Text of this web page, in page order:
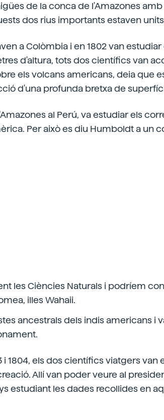
de la conca de l'Amazones
dos rius importants estaven
a Colòmbia i en 1802 van
d'altura, tots dos científics van
els volcans americans, deia que
d'una profunda bretxa de
al Perú, va estudiar els
Per això es diu Humboldt a un
les Ciències Naturals i podríem
illes Wahaii.
ancestrals dels indis americans i
i 1804, els dos científics viatgers van
Allí van poder veure al
estudiant les dades recollides en